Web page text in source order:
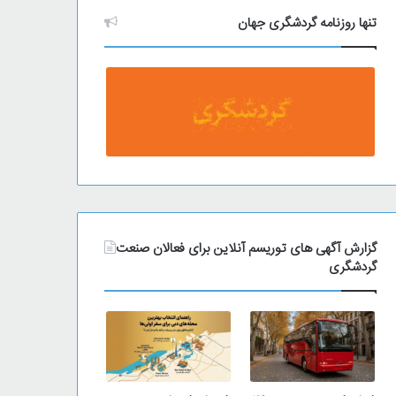
تنها روزنامه گردشگری جهان
گزارش آگهی های توریسم آنلاین برای فعالان صنعت
گردشگری